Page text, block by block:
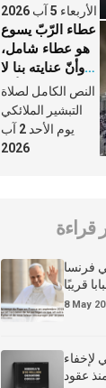
الأربعاء 5 آب 2026
عطاء الرّبّ يسوع
هو عطاء شامل،
وأنّ عنايته بنا لا
تغيب عنّا أبدًا
النص الكامل لصلاة
التبشير الملائكي
يوم الأحد 2 آب
2026
قراءة
فرنسا
قريبًا
8 May
لإخفاء
عقود